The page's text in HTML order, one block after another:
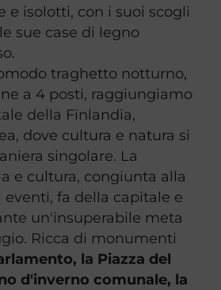
e isolotti, con i suoi scogli
sue case di legno
traghetto notturno,
a 4 posti, raggiungiamo
della Finlandia,
dove cultura e natura si
singolare. La
e cultura, congiunta alla
fa della capitale e
un'insuperabile meta
Ricca di monumenti
la Piazza del
d'inverno comunale, la